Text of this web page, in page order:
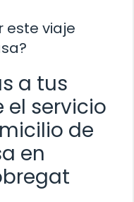
este viaje
a tus
el servicio
de
en